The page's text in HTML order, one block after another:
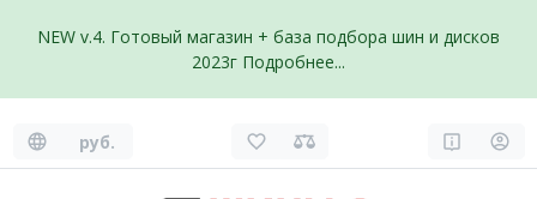
NEW v.4. Готовый магазин + база подбора шин и дисков
2023г Подробнее...
руб.